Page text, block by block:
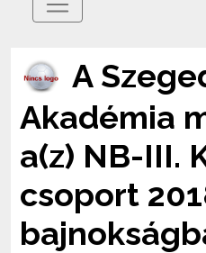
A
Akadémia
a(z) NB-III.
csoport